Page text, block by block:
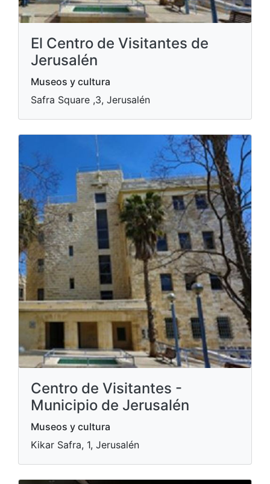
El Centro de Visitantes de
Jerusalén
Museos y cultura
Safra Square ,3, Jerusalén
Centro de Visitantes -
Municipio de Jerusalén
Museos y cultura
Kikar Safra, 1, Jerusalén